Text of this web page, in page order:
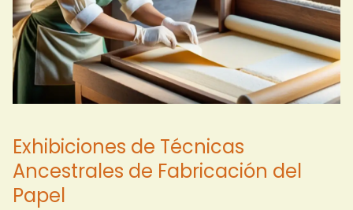
Exhibiciones de Técnicas
Ancestrales de Fabricación del
Papel